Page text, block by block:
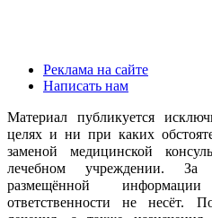
Реклама на сайте
Написать нам
Материал публикуется
целях и ни при каких
заменой медицинской
лечебном учреждении. За
размещённой
ответственности не несёт.